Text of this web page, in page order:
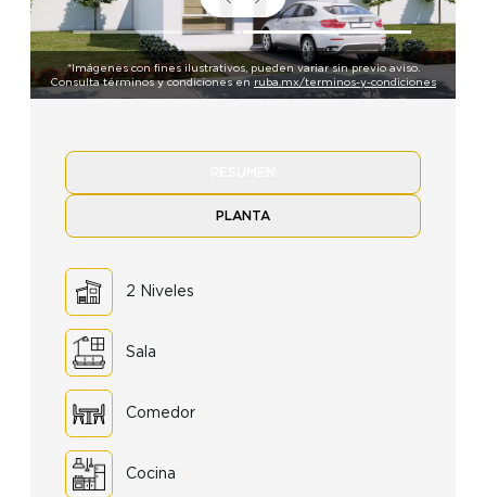
*Imágenes con fines ilustrativos, pueden variar sin previo aviso.
Consulta términos y condiciones en ruba.mx/terminos-y-condiciones
PLANTA
2 Niveles
Sala
Comedor
Cocina